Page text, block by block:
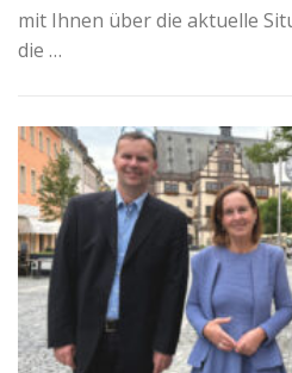
mit Ihnen über die aktuelle
die …